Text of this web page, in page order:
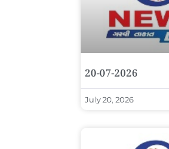
20-07-2026
July 20, 2026